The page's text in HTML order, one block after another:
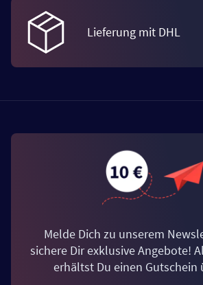
Lieferung mit DHL
Melde Dich zu unserem
sichere Dir exklusive Angebote!
erhältst Du einen Gutschein